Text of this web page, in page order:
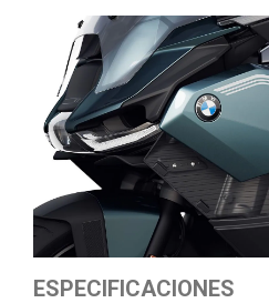
ESPECIFICACIONES